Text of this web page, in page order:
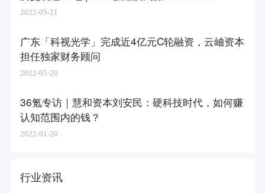
2022-05-21
广东「科视光学」完成近4亿元C轮融资，云岫资本
担任独家财务顾问
2022-05-20
36氪专访｜慧和资本刘安民：硬科技时代，如何赚
认知范围内的钱？
2022-01-20
行业资讯